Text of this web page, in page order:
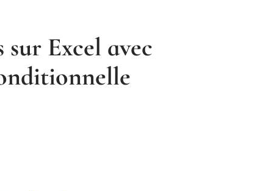
Excel avec